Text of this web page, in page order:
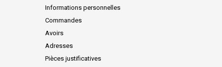
Informations personnelles
Commandes
Avoirs
Adresses
Pièces justificatives